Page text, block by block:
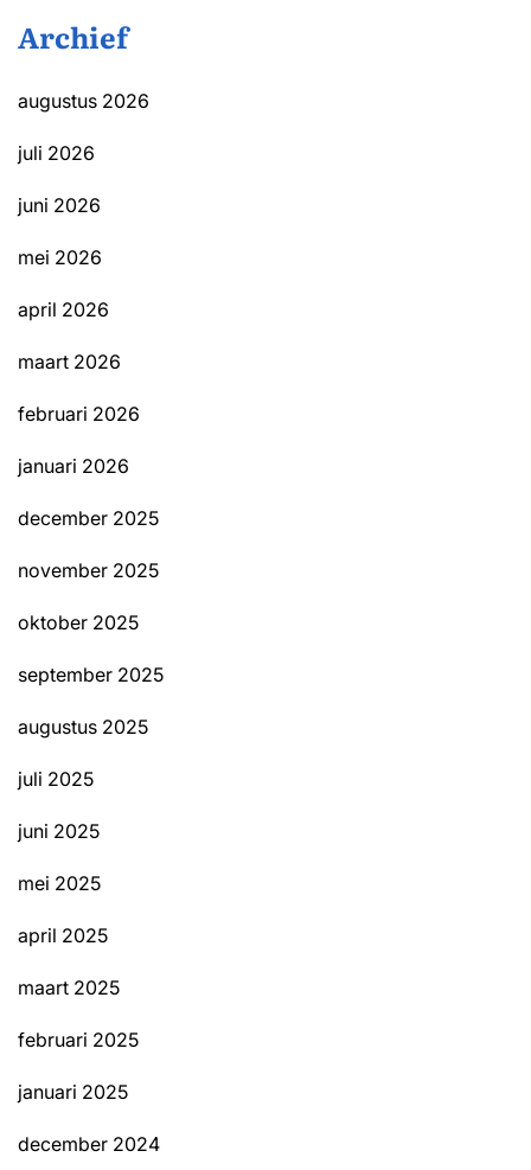
Archief
augustus 2026
juli 2026
juni 2026
mei 2026
april 2026
maart 2026
februari 2026
januari 2026
december 2025
november 2025
oktober 2025
september 2025
augustus 2025
juli 2025
juni 2025
mei 2025
april 2025
maart 2025
februari 2025
januari 2025
december 2024